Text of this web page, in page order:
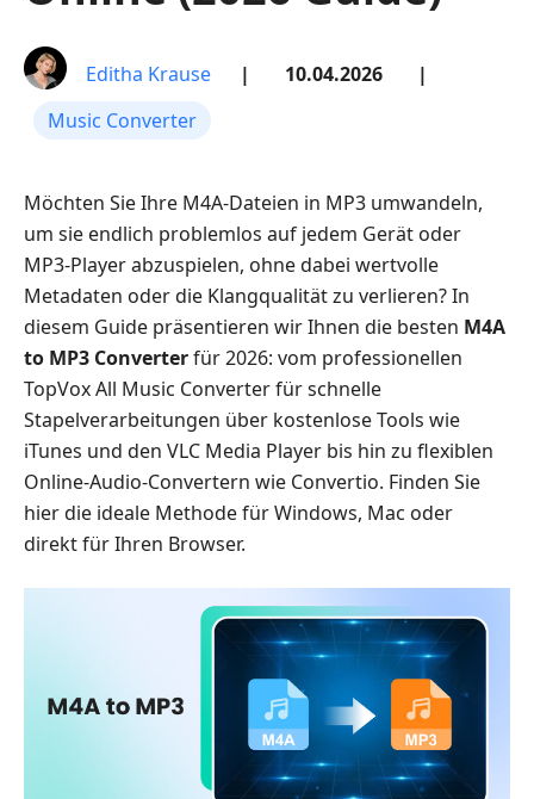
Editha Krause | 10.04.2026
|
Music Converter
Möchten Sie Ihre M4A-Dateien in MP3 umwandeln,
um sie endlich problemlos auf jedem Gerät oder
MP3-Player abzuspielen, ohne dabei wertvolle
Metadaten oder die Klangqualität zu verlieren? In
diesem Guide präsentieren wir Ihnen die besten M4A
to MP3 Converterfür 2026: vom professionellen
TopVox All Music Converter für schnelle
Stapelverarbeitungen über kostenlose Tools wie
iTunes und den VLC Media Player bis hin zu flexiblen
Online-Audio-Convertern wie Convertio. Finden Sie
hier die ideale Methode für Windows, Mac oder
direkt für Ihren Browser.